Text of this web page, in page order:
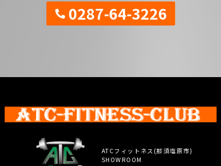
0287-64-3226
ATCフィットネス(那須塩原市)
SHOWROOM